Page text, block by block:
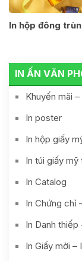
IN ẤN VĂN
Khuyến mãi
In poster
In hộp giấy
In túi giấy mỹ
In Catalog
In Chứng chỉ
In Danh
In Giấy mời –
In hộp đông